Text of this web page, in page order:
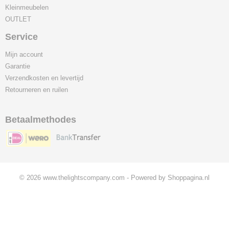
Kleinmeubelen
OUTLET
Service
Mijn account
Garantie
Verzendkosten en levertijd
Retourneren en ruilen
Betaalmethodes
© 2026 www.thelightscompany.com - Powered by Shoppagina.nl